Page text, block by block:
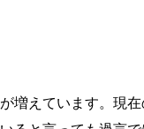
増えています。現